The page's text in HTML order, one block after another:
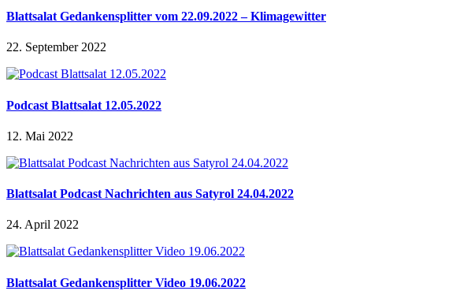
Blattsalat Gedankensplitter vom 22.09.2022 – Klimagewitter
22. September 2022
Podcast Blattsalat 12.05.2022
12. Mai 2022
Blattsalat Podcast Nachrichten aus Satyrol 24.04.2022
24. April 2022
Blattsalat Gedankensplitter Video 19.06.2022